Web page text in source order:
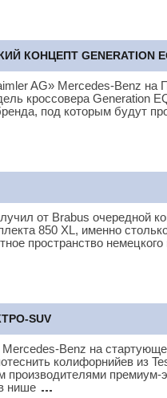
КОНЦЕПТ GENERATION
AG» Mercedes-Benz на
кроссовера Generation
под которым будут
от Brabus очередной
850 XL, именно
пространство немецкого
SUV
Benz на
колифорнийев из
производителями премиум-
нише